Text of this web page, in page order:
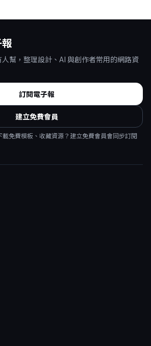
幫，整理設計、AI 與創作者常用的網路資
訂閱電子報
建立免費會員
載免費模板、收藏資源？建立免費會員會同步訂閱